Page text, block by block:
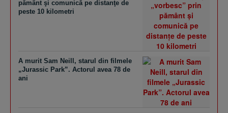
pământ şi comunică pe distanţe de
peste 10 kilometri
A murit Sam Neill, starul din filmele
„Jurassic Park”. Actorul avea 78 de
ani